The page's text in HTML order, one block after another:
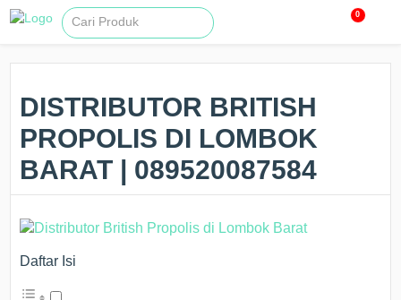
0
DISTRIBUTOR BRITISH
PROPOLIS DI LOMBOK
BARAT | 089520087584
Daftar Isi